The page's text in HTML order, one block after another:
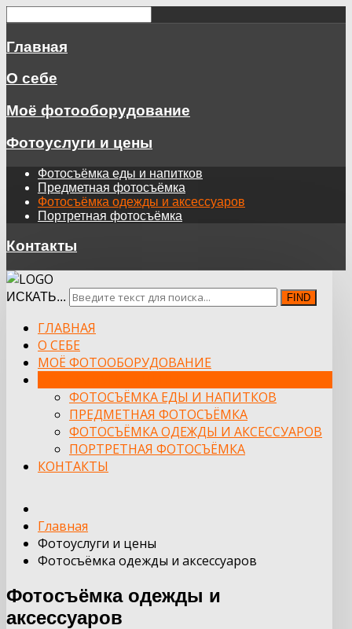
Главная
О себе
Моё фотооборудование
Фотоуслуги и цены
Фотосъёмка еды и напитков
Предметная фотосъёмка
Фотосъёмка одежды и аксессуаров
Портретная фотосъёмка
Контакты
ИСКАТЬ... FIND
ГЛАВНАЯ
О СЕБЕ
МОЁ ФОТООБОРУДОВАНИЕ
ФОТОСЪЁМКА ЕДЫ И НАПИТКОВ
ПРЕДМЕТНАЯ ФОТОСЪЁМКА
ФОТОСЪЁМКА ОДЕЖДЫ И АКСЕССУАРОВ
ПОРТРЕТНАЯ ФОТОСЪЁМКА
КОНТАКТЫ
Главная
Фотоуслуги и цены
Фотосъёмка одежды и аксессуаров
Фотосъёмка одежды и
аксессуаров